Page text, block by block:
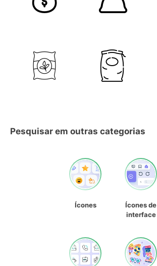
Pesquisar em outras categorias
Ícones
Ícones de
interface